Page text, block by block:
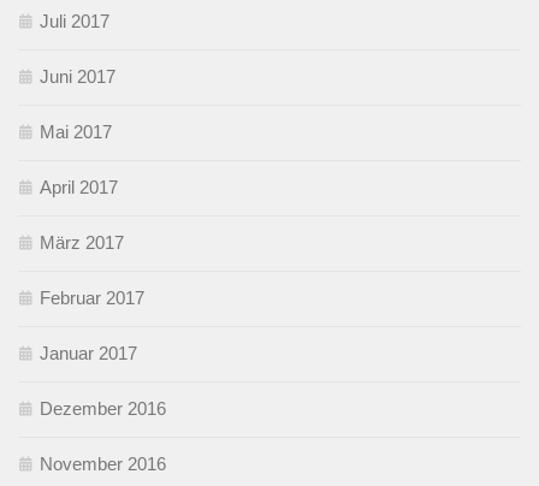
Juli 2017
Juni 2017
Mai 2017
April 2017
März 2017
Februar 2017
Januar 2017
Dezember 2016
November 2016